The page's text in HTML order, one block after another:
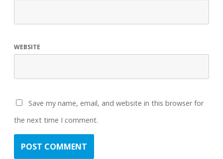
WEBSITE
Save my name, email, and website in this browser for
the next time I comment.